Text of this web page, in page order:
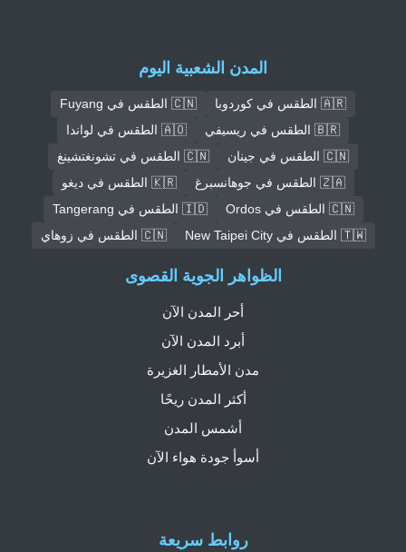
المدن الشعبية اليوم
🇦🇷 الطقس في كوردوبا
🇨🇳 الطقس في Fuyang
🇧🇷 الطقس في ريسيفي
🇦🇴 الطقس في لواندا
🇨🇳 الطقس في جينان
🇨🇳 الطقس في تشونغتشينغ
🇿🇦 الطقس في جوهانسبرغ
🇰🇷 الطقس في ديغو
🇨🇳 الطقس في Ordos
🇮🇩 الطقس في Tangerang
🇹🇼 الطقس في New Taipei City
🇨🇳 الطقس في زوهاي
روابط سريعة
الظواهر الجوية القصوى
أحر المدن الآن
أبرد المدن الآن
مدن الأمطار الغزيرة
أكثر المدن ريحًا
أشمس المدن
أسوأ جودة هواء الآن